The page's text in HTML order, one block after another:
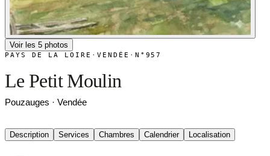
Voir les 5 photos
PAYS DE LA LOIRE · VENDÉE · N°957
Le Petit Moulin
Pouzauges · Vendée
Description Services Chambres Calendrier Localisation